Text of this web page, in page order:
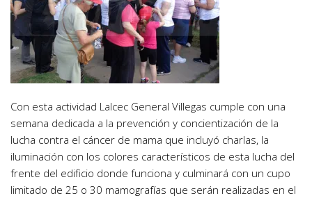
Con esta actividad Lalcec General Villegas cumple con una
semana dedicada a la prevención y concientización de la
lucha contra el cáncer de mama que incluyó charlas, la
iluminación con los colores característicos de esta lucha del
frente del edificio donde funciona y culminará con un cupo
limitado de 25 o 30 mamografías que serán realizadas en el